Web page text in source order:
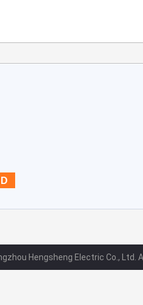
Hengsheng Electric Co., Ltd.